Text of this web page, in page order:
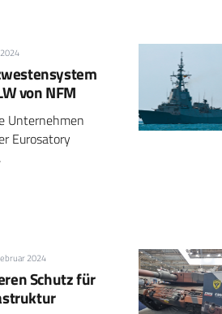
von NFM
Unternehmen
Eurosatory
2024
Schutz für